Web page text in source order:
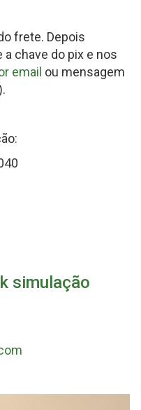
frete. Depois
a chave do pix e nos
email ou mensagem
simulação